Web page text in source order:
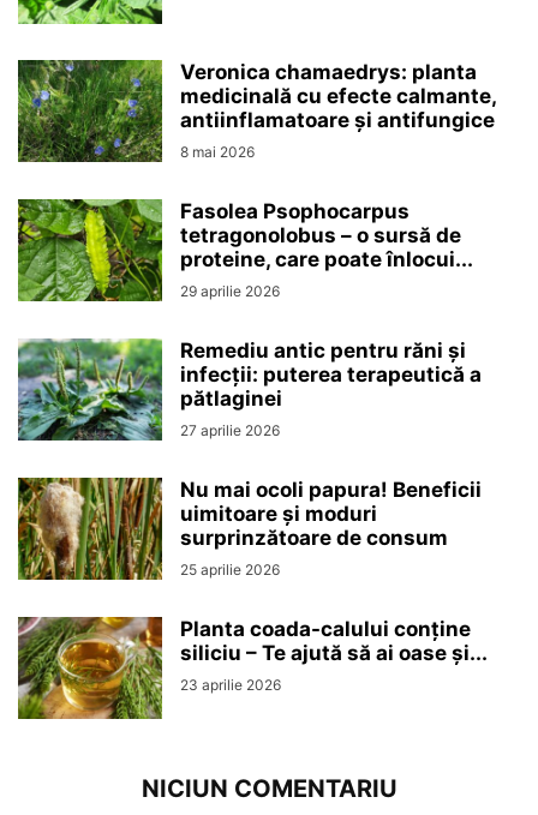
Veronica chamaedrys: planta
medicinală cu efecte calmante,
antiinflamatoare și antifungice
8 mai 2026
Fasolea Psophocarpus
tetragonolobus – o sursă de
proteine, care poate înlocui...
29 aprilie 2026
Remediu antic pentru răni și
infecții: puterea terapeutică a
pătlaginei
27 aprilie 2026
Nu mai ocoli papura! Beneficii
uimitoare și moduri
surprinzătoare de consum
25 aprilie 2026
Planta coada-calului conține
siliciu – Te ajută să ai oase și...
23 aprilie 2026
NICIUN COMENTARIU